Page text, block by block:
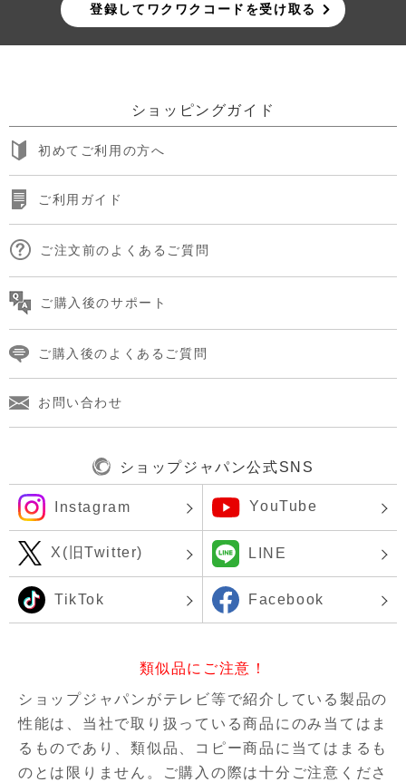
登録してワクワクコードを受け取る
ショッピングガイド
初めてご利用の方へ
ご利用ガイド
ご注文前のよくあるご質問
ご購入後のサポート
ご購入後のよくあるご質問
お問い合わせ
ショップジャパン公式SNS
Instagram YouTube
X(旧Twitter) LINE
TikTok Facebook
類似品にご注意！
ショップジャパンがテレビ等で紹介している製品の
性能は、当社で取り扱っている商品にのみ当てはま
るものであり、類似品、コピー商品に当てはまるも
のとは限りません。ご購入の際は十分ご注意くださ